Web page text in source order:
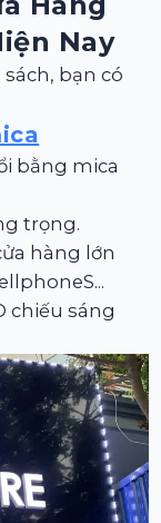
Nay
bạn có
bằng mica
trọng.
hàng lớn
chiếu sáng